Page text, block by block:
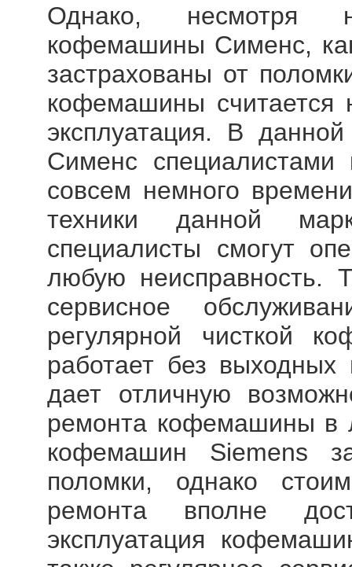
Однако, несмотря
кофемашины Сименс,
застрахованы от
кофемашины считается
эксплуатация. В
Сименс специалистами
совсем немного
техники данной
специалисты смогут
любую неисправность.
сервисное
регулярной чисткой
работает без выходных
дает отличную
ремонта кофемашины
кофемашин Siemens
поломки, однако
ремонта вполне
эксплуатация